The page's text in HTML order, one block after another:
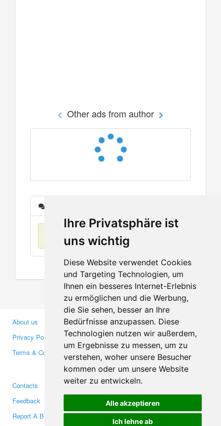
Ihre Privatsphäre ist
uns wichtig
Diese Website verwendet Cookies
und Targeting Technologien, um
Ihnen ein besseres Internet-Erlebnis
zu ermöglichen und die Werbung,
die Sie sehen, besser an Ihre
Bedürfnisse anzupassen. Diese
Technologien nutzen wir außerdem,
um Ergebnisse zu messen, um zu
verstehen, woher unsere Besucher
kommen oder um unsere Website
weiter zu entwickeln.
Alle akzeptieren
Ich lehne ab
Other ads from author
No items found
About us
Privacy Policy
Terms & Conditions
Business Partners
Investors
Media
Contacts
Feedback
Report A Bug
Facebook
Twitter
YouTube